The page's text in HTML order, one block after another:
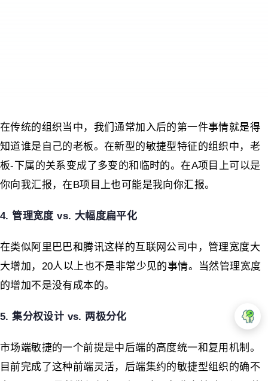
在传统的组织当中，我们通常加入后的第一件事情就是得
知道谁是自己的老板。在新型的敏捷型特征的组织中，老
板-下属的关系变成了多变的和临时的。在A项目上可以是
你向我汇报，在B项目上也可能是我向你汇报。
4. 管理宽度 vs. 大幅度扁平化
在类似阿里巴巴和腾讯这样的互联网公司中，管理宽度大
大增加，20人以上也不是非常少见的事情。当然管理宽度
的增加不是没有成本的。
5. 集分权设计 vs. 两极分化
市场端敏捷的一个前提是中后端的高度统一和复用机制。
目前完成了这种前端灵活，后端集约的敏捷型组织的确不